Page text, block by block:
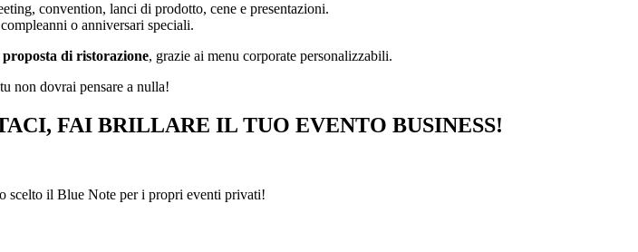
convention, lanci di prodotto, cene e presentazioni.
o anniversari speciali.
proposta di ristorazione, grazie ai menu corporate personalizzabili.
non dovrai pensare a nulla!
FAI BRILLARE IL TUO EVENTO BUSINESS!
scelto il Blue Note per i propri eventi privati!